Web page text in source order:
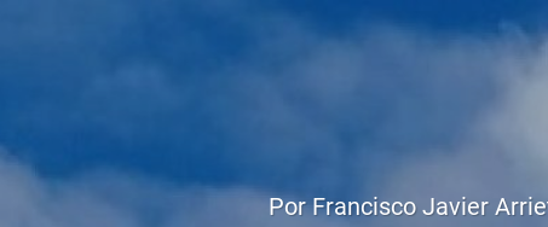
Por Francisco Javier